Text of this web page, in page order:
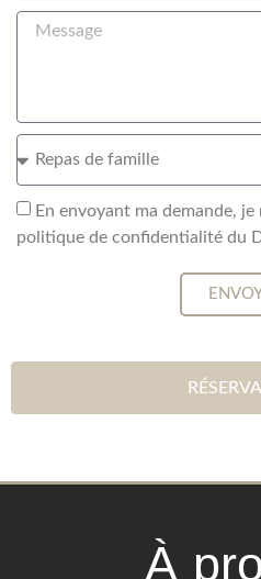
En envoyant ma demande,
politique de confidentialité du
À